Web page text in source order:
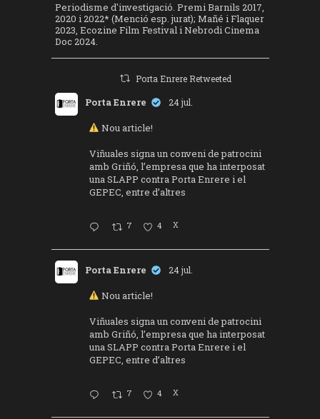
Periodisme d'investigació. Premi Barnils 2017,
2020 i 2022* (Menció esp. jurat); Mañé i Flaquer
2023, Ecozine Film Festival i Nebrodi Cinema
Doc 2024.
Porta Enrere Retweeted
Porta Enrere 24 jul.
Nou article!
Viñuales signa un conveni de patrocini
amb Griñó, l’empresa que ha interposat
una SLAPP contra Porta Enrere i el
GEPEC, entre d’altres
7 4 X
Porta Enrere 24 jul.
Nou article!
Viñuales signa un conveni de patrocini
amb Griñó, l’empresa que ha interposat
una SLAPP contra Porta Enrere i el
GEPEC, entre d’altres
7 4 X